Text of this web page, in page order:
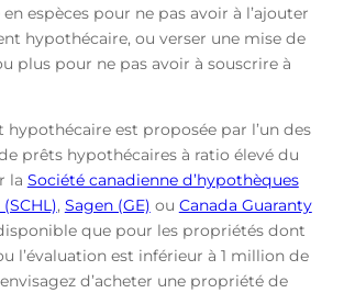
espèces pour ne pas avoir à l’ajouter
hypothécaire, ou verser une mise de
plus pour ne pas avoir à souscrire à
hypothécaire est proposée par l’un des
prêts hypothécaires à ratio élevé du
la Société canadienne d’hypothèques
, Sagen (GE) ou Canada Guaranty
disponible que pour les propriétés dont
l’évaluation est inférieur à 1 million de
d’acheter une propriété de